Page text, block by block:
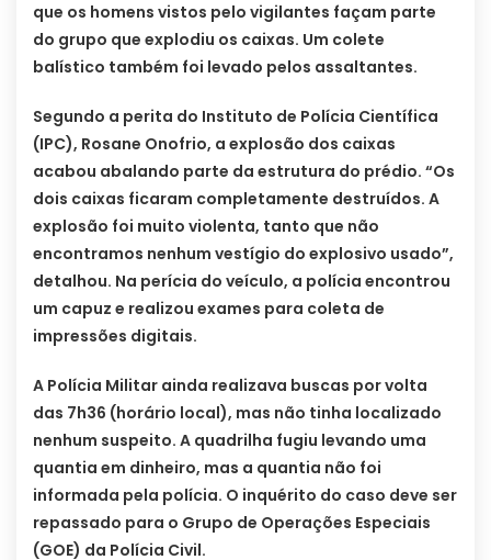
que os homens vistos pelo vigilantes façam parte
do grupo que explodiu os caixas. Um colete
balístico também foi levado pelos assaltantes.
Segundo a perita do Instituto de Polícia Científica
(IPC), Rosane Onofrio, a explosão dos caixas
acabou abalando parte da estrutura do prédio. “Os
dois caixas ficaram completamente destruídos. A
explosão foi muito violenta, tanto que não
encontramos nenhum vestígio do explosivo usado”,
detalhou. Na perícia do veículo, a polícia encontrou
um capuz e realizou exames para coleta de
impressões digitais.
A Polícia Militar ainda realizava buscas por volta
das 7h36 (horário local), mas não tinha localizado
nenhum suspeito. A quadrilha fugiu levando uma
quantia em dinheiro, mas a quantia não foi
informada pela polícia. O inquérito do caso deve ser
repassado para o Grupo de Operações Especiais
(GOE) da Polícia Civil.